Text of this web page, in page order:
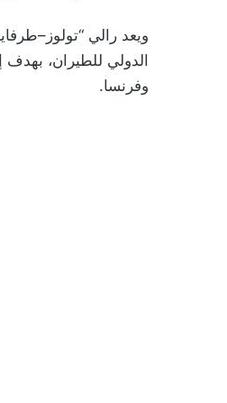
الدولي للطيران، بهدف
وفرنسا.